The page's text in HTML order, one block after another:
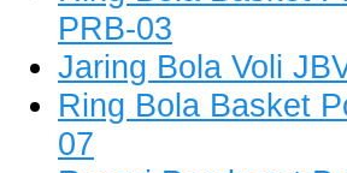
PRB-03
Jaring Bola Voli
Ring Bola Basket
07